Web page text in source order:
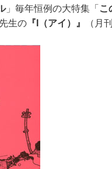
」毎年恒例の大特集「 こ
生の 『I（アイ）』 （月